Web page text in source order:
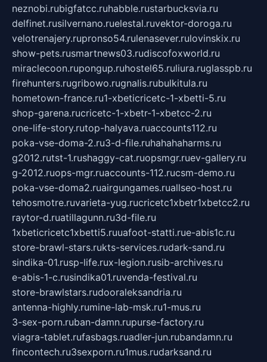
neznobi.rubigfatcc.ruhabble.rustarbucksvia.ru
delfinet.rusilvernano.ruelestal.ruvektor-doroga.ru
velotrenajery.rupronso54.rulenasever.rulovinskix.ru
show-pets.rusmartnews03.rudiscofoxworld.ru
miraclecoon.rupongup.ruhostel65.ruliura.ruglasspb.ru
firehunters.rugribowo.rugnalis.rubulkitula.ru
hometown-france.ru1-xbeticricetc-1-xbetti-5.ru
shop-garena.rucricetc-1-xbetr-1-xbetcc-2.ru
one-life-story.rutop-halyava.ruaccounts112.ru
poka-vse-doma-2.ru3-d-file.ruhahahaharms.ru
g2012.rutst-1.rushaggy-cat.ruopsmgr.ruev-gallery.ru
g-2012.ruops-mgr.ruaccounts-112.rucsm-demo.ru
poka-vse-doma2.ruairgungames.ruallseo-host.ru
tehosmotre.ruvarieta-yug.rucricetc1xbetr1xbetcc2.ru
raytor-d.ruatillagunn.ru3d-file.ru
1xbeticricetc1xbetti5.ruuafoot-statti.rue-abis1c.ru
store-brawl-stars.rukts-services.rudark-sand.ru
sindika-01.rusp-life.rux-legion.rusib-archives.ru
e-abis-1-c.rusindika01.ruvenda-festival.ru
store-brawlstars.rudooraleksandria.ru
antenna-highly.rumine-lab-msk.ru1-mus.ru
3-sex-porn.ruban-damn.rupurse-factory.ru
viagra-tablet.rufasbags.ruadler-jun.rubandamn.ru
fincontech.ru3sexporn.ru1mus.rudarksand.ru